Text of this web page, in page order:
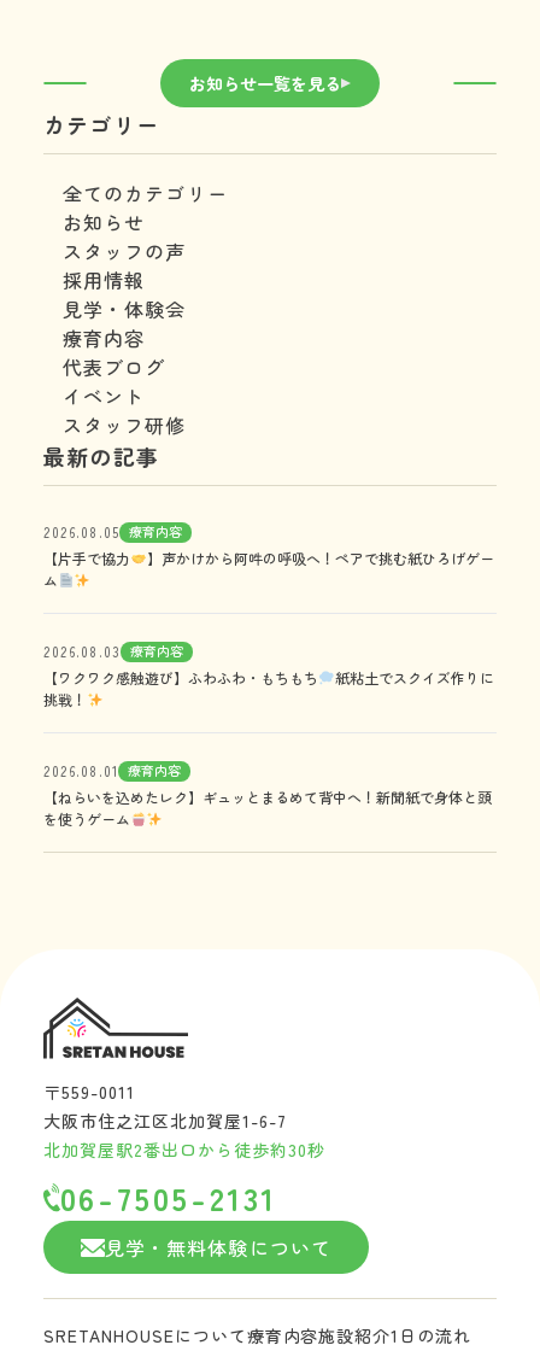
お知らせ一覧を見る
カテゴリー
全てのカテゴリー
お知らせ
スタッフの声
採用情報
見学・体験会
療育内容
代表ブログ
イベント
スタッフ研修
最新の記事
2026.08.05 療育内容
【片手で協力
】声かけから阿吽の呼吸へ！ペアで挑む紙ひろげゲー
ム
2026.08.03 療育内容
【ワクワク感触遊び】ふわふわ・もちもち
紙粘土でスクイズ作りに
挑戦！
2026.08.01 療育内容
【ねらいを込めたレク】ギュッとまるめて背中へ！新聞紙で身体と頭
を使うゲーム
〒559-0011
大阪市住之江区北加賀屋1-6-7
北加賀屋駅2番出口から徒歩約30秒
06-7505-2131
見学・無料体験について
SRETANHOUSEについて療育内容施設紹介1日の流れ